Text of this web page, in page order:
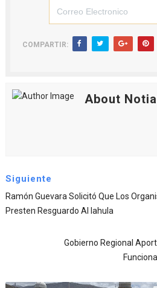
COMPARTIR:
About
Siguiente
Ramón Guevara Solicitó Que Los
Presten Resguardo Al Iahula
Gobierno Regional